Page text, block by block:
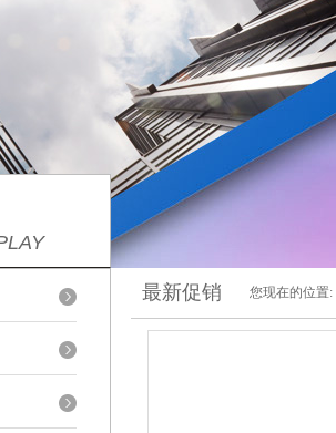
最新促销 您现在的位置: